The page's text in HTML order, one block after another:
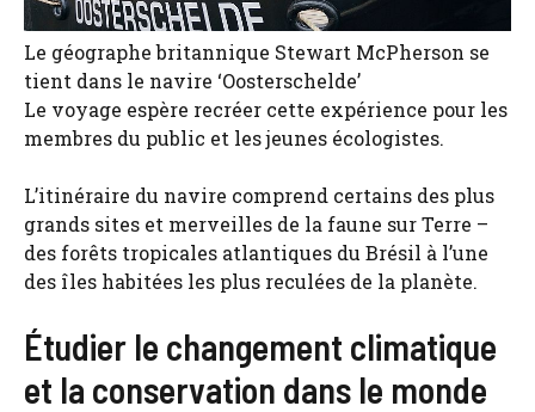
Le géographe britannique Stewart McPherson se
tient dans le navire ‘Oosterschelde’
Le voyage espère recréer cette expérience pour les
membres du public et les jeunes écologistes.
L’itinéraire du navire comprend certains des plus
grands sites et merveilles de la faune sur Terre –
des forêts tropicales atlantiques du Brésil à l’une
des îles habitées les plus reculées de la planète.
Étudier le changement climatique
et la conservation dans le monde